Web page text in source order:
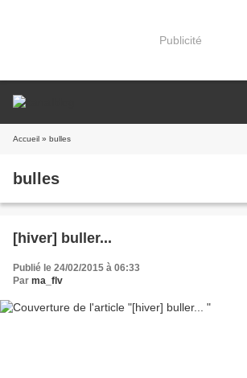
Publicité
Accueil » bulles
bulles
[hiver] buller...
Publié le 24/02/2015 à 06:33
Par ma_flv